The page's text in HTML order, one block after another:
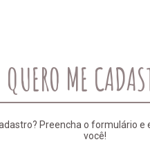
QUERO ME
Preencha o formulário
você!